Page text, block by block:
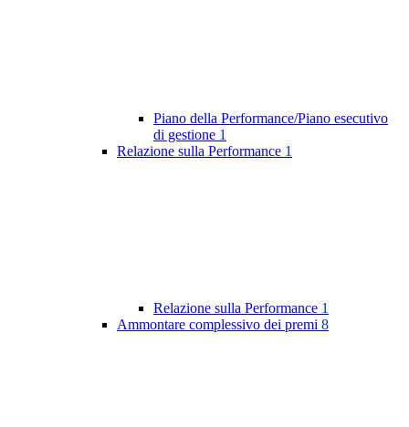
Piano della Performance/Piano esecutivo
di gestione 1
Relazione sulla Performance 1
Relazione sulla Performance 1
Ammontare complessivo dei premi 8